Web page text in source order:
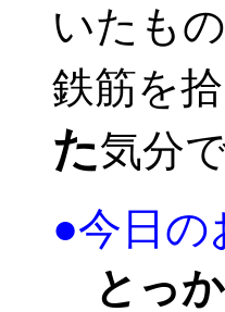
いたも
鉄筋を
た気分
●今日の
とっ